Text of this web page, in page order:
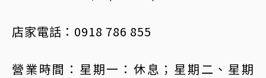
店家電話：0918 786 855
營業時間：星期一：休息；星期二、星期